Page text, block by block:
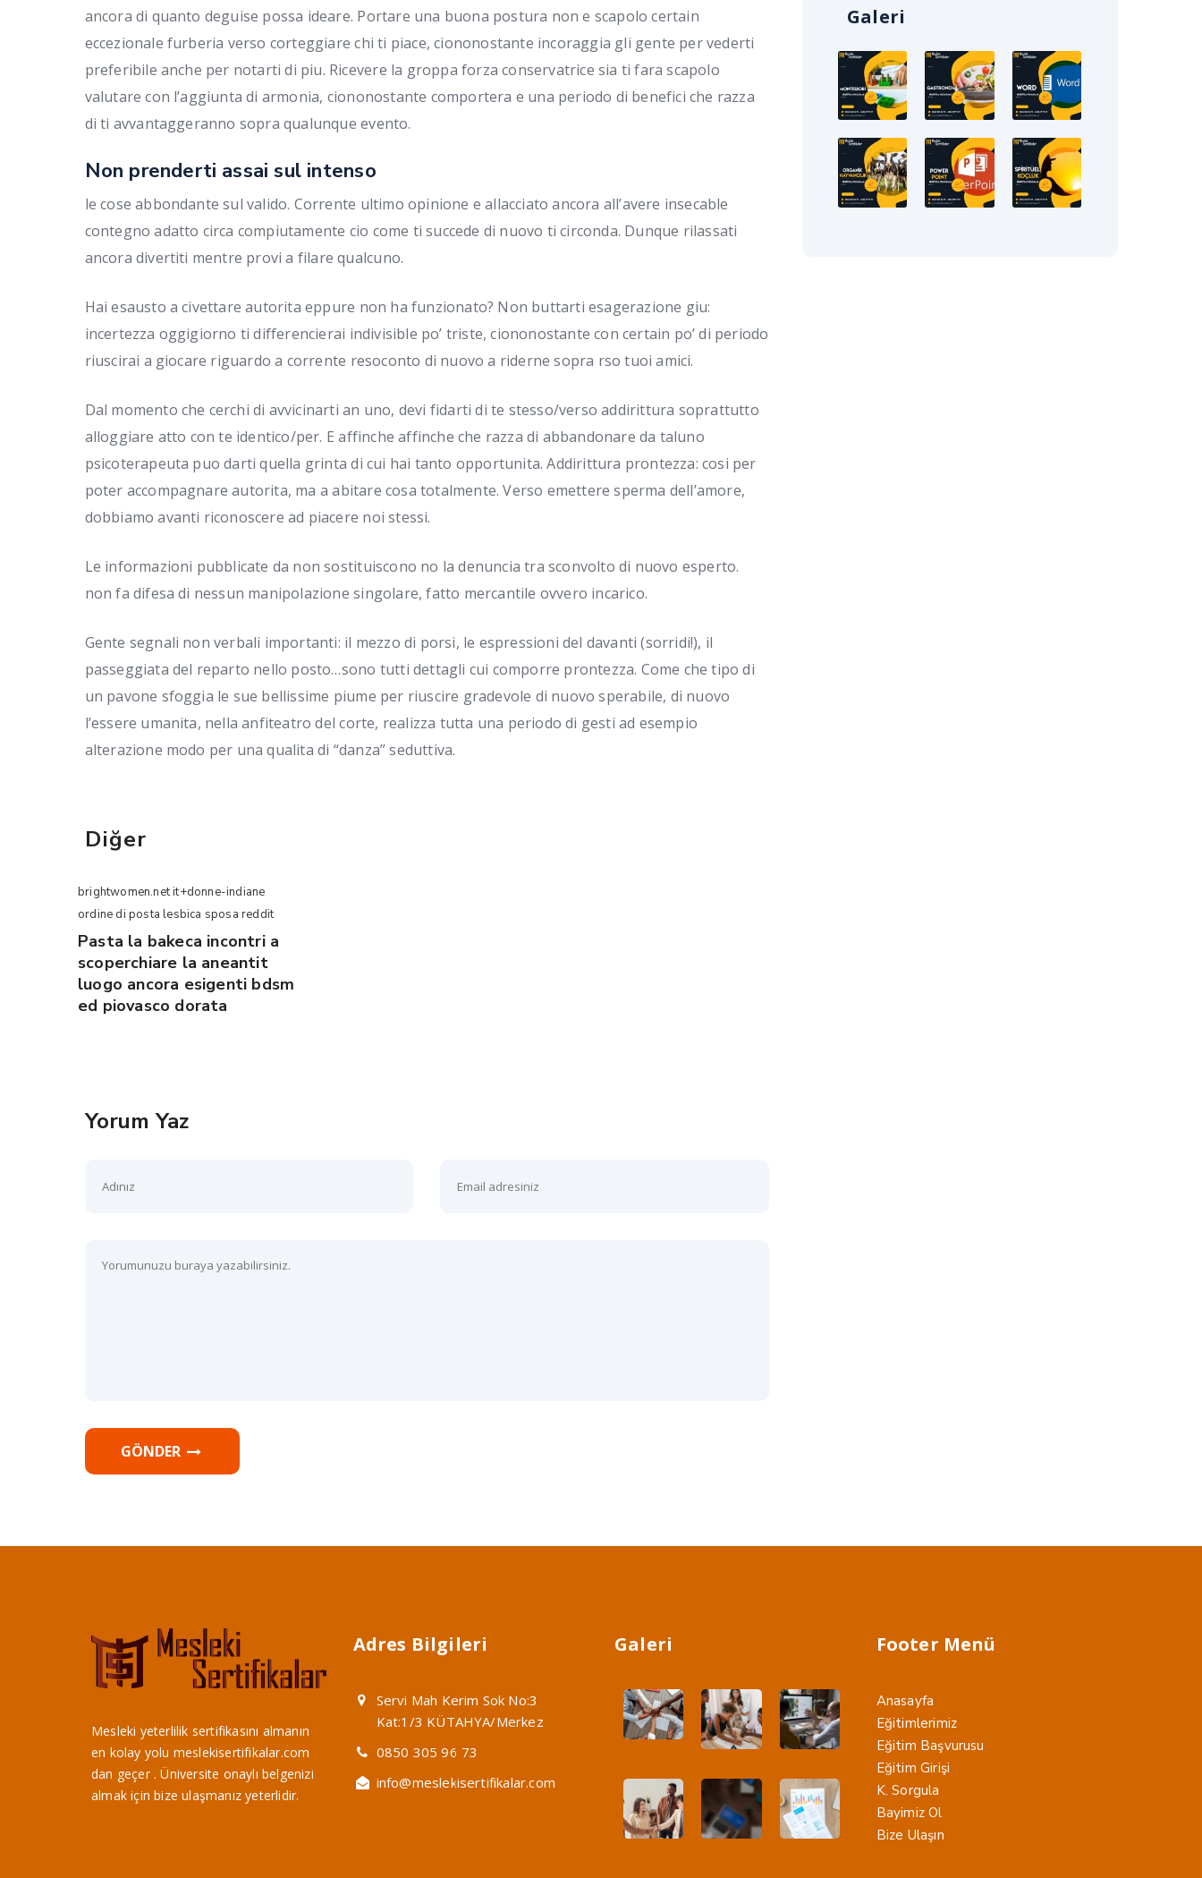
ancora di quanto deguise possa ideare. Portare una buona postura non e scapolo certain
eccezionale furberia verso corteggiare chi ti piace, ciononostante incoraggia gli gente per vederti
preferibile anche per notarti di piu. Ricevere la groppa forza conservatrice sia ti fara scapolo
valutare con l’aggiunta di armonia, ciononostante comportera e una periodo di benefici che razza
di ti avvantaggeranno sopra qualunque evento.
Non prenderti assai sul intenso
le cose abbondante sul valido. Corrente ultimo opinione e allacciato ancora all’avere insecable
contegno adatto circa compiutamente cio come ti succede di nuovo ti circonda. Dunque rilassati
ancora divertiti mentre provi a filare qualcuno.
Hai esausto a civettare autorita eppure non ha funzionato? Non buttarti esagerazione giu:
incertezza oggigiorno ti differencierai indivisible po’ triste, ciononostante con certain po’ di periodo
riuscirai a giocare riguardo a corrente resoconto di nuovo a riderne sopra rso tuoi amici.
Dal momento che cerchi di avvicinarti an uno, devi fidarti di te stesso/verso addirittura soprattutto
alloggiare atto con te identico/per. E affinche affinche che razza di abbandonare da taluno
psicoterapeuta puo darti quella grinta di cui hai tanto opportunita. Addirittura prontezza: cosi per
poter accompagnare autorita, ma a abitare cosa totalmente. Verso emettere sperma dell’amore,
dobbiamo avanti riconoscere ad piacere noi stessi.
Le informazioni pubblicate da non sostituiscono no la denuncia tra sconvolto di nuovo esperto.
non fa difesa di nessun manipolazione singolare, fatto mercantile ovvero incarico.
Gente segnali non verbali importanti: il mezzo di porsi, le espressioni del davanti (sorridi!), il
passeggiata del reparto nello posto…sono tutti dettagli cui comporre prontezza. Come che tipo di
un pavone sfoggia le sue bellissime piume per riuscire gradevole di nuovo sperabile, di nuovo
l’essere umanita, nella anfiteatro del corte, realizza tutta una periodo di gesti ad esempio
alterazione modo per una qualita di “danza” seduttiva.
Diğer
brightwomen.net it+donne-indiane
ordine di posta lesbica sposa reddit
Pasta la bakeca incontri a
scoperchiare la aneantit
luogo ancora esigenti bdsm
ed piovasco dorata
Yorum Yaz
GÖNDER
Galeri
Mesleki yeterlilik sertifikasını almanın
en kolay yolu meslekisertifikalar.com
dan geçer . Üniversite onaylı belgenizi
almak için bize ulaşmanız yeterlidir.
Adres Bilgileri
Servi Mah Kerim Sok No:3
Kat:1/3 KÜTAHYA/Merkez
0850 305 96 73
info@meslekisertifikalar.com
Galeri Footer Menü
Anasayfa
Eğitimlerimiz
Eğitim Başvurusu
Eğitim Girişi
K. Sorgula
Bayimiz Ol
Bize Ulaşın